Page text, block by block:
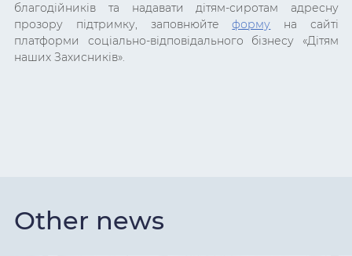
благодійників та надавати дітям-сиротам адресну
прозору підтримку, заповнюйтеформу на сайті
платформи соціально-відповідального бізнесу «Дітям
наших Захисників».
Other news